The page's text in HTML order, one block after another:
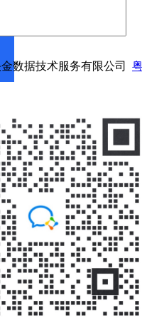
数据技术服务有限公司